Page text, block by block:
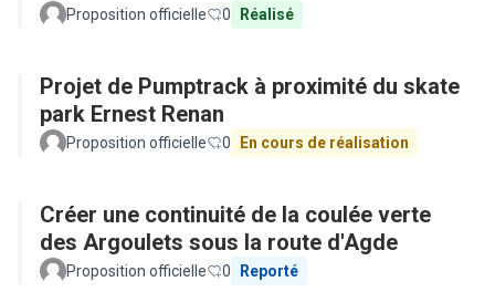
Proposition officielle 0 Réalisé
Projet de Pumptrack à proximité du skate
park Ernest Renan
Proposition officielle 0 En cours de réalisation
Créer une continuité de la coulée verte
des Argoulets sous la route d'Agde
Proposition officielle 0 Reporté